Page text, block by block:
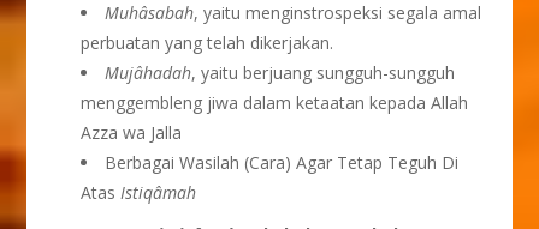
Muhâsabah, yaitu menginstrospeksi segala amal
perbuatan yang telah dikerjakan.
Mujâhadah, yaitu berjuang sungguh-sungguh
menggembleng jiwa dalam ketaatan kepada Allah
Azza wa Jalla
Berbagai Wasilah (Cara) Agar Tetap Teguh Di
AtasIstiqâmah